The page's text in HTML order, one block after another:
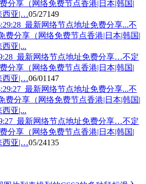
分享（网络免费节点香港|日本|韩国|
西亚|…05/27149
最新网络节点地址免费分享…不定
分享（网络免费节点香港|日本|韩国|
西亚|…06/01 147
最新网络节点地址免费分享…不定
分享（网络免费节点香港|日本|韩国|
西亚|…05/24135